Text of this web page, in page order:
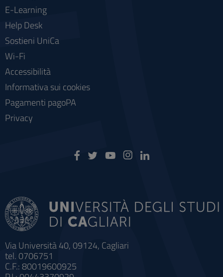
Via Università 40, 09124, Cagliari
tel. 0706751
C.F.: 80019600925
E-Learning
Help Desk
Sostieni UniCa
Wi-Fi
Accessibilità
Informativa sui cookies
Pagamenti pagoPA
Privacy